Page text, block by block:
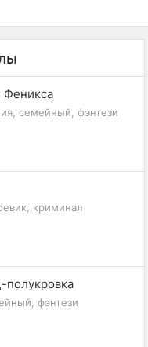
Феникса
семейный, фэнтези
криминал
полукровка
фэнтези